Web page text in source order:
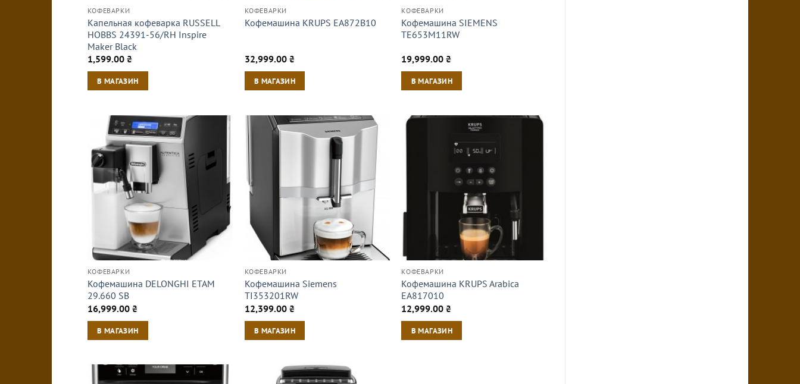
КОФЕВАРКИ
Капельная кофеварка RUSSELL
HOBBS 24391-56/RH Inspire
Maker Black
1,599.00 ₴
В МАГАЗИН
КОФЕВАРКИ
Кофемашина KRUPS EA872B10
32,999.00 ₴
В МАГАЗИН
КОФЕВАРКИ
Кофемашина SIEMENS
TE653M11RW
19,999.00₴
В МАГАЗИН
КОФЕВАРКИ
Кофемашина DELONGHI ETAM
29.660 SB
16,999.00 ₴
В МАГАЗИН
КОФЕВАРКИ
Кофемашина Siemens
TI353201RW
12,399.00 ₴
В МАГАЗИН
КОФЕВАРКИ
Кофемашина KRUPS Arabica
EA817010
12,999.00₴
В МАГАЗИН